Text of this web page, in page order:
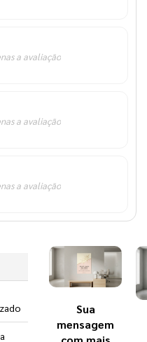
a avaliação
a avaliação
a avaliação
Sua
mensagem